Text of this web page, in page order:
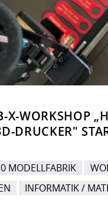
X-WORKSHOP
DRUCKER"
MODELLFABRIK
INFORMATIK /